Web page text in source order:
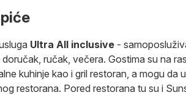
Ultra All inclusive -
ručak, večera. Gostima su na
kuhinje kao i gril restoran, a mogu da
restorana. Pored restorana tu su i